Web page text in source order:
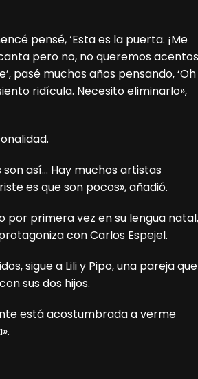
pensé, ‘Esta es la puerta. ¡Me
pero no, no queremos
pasé muchos años pensando, ‘Oh
ridícula. Necesito eliminarlo»,
son así… Hay muchos artistas
es que son pocos», añadió.
por primera vez en su lengua
con Carlos Espejel.
sigue a Lili y Pipo, una pareja que
sus dos hijos.
está acostumbrada a verme